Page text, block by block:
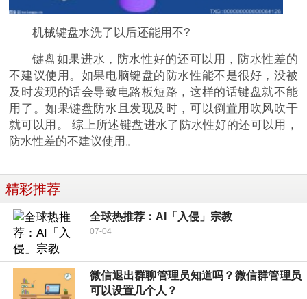
机械键盘水洗了以后还能用不?
键盘如果进水，防水性好的还可以用，防水性差的
不建议使用。如果电脑键盘的防水性能不是很好，没被
及时发现的话会导致电路板短路，这样的话键盘就不能
用了。如果键盘防水且发现及时，可以倒置用吹风吹干
就可以用。 综上所述键盘进水了防水性好的还可以用，
防水性差的不建议使用。
精彩推荐
全球热推荐：AI「入侵」宗教
07-04
微信退出群聊管理员知道吗？微信群管理员
可以设置几个人？